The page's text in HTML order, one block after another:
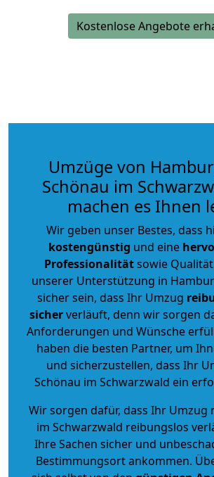
Kostenlose Angebote
Umzüge von
Schönau im
machen es Ihnen
Wir geben unser Bestes, dass
kostengünstig und eine
Professionalitätsowie
unserer Unterstützung in
sicher sein, dass Ihr Umzug
sicherverläuft, denn wir sorgen
Anforderungen und Wünsche
haben die besten Partner, um
und sicherzustellen, dass Ihr
Schönau im Schwarzwald ein
Wir sorgen dafür, dass Ihr Umzug
im Schwarzwald reibungslos
Ihre Sachen sicher und
Bestimmungsort ankommen.